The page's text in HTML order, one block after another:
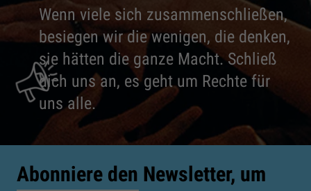
Wenn viele sich zusammenschließen,
besiegen wir die wenigen, die denken,
sie hätten die ganze Macht. Schließ
dich uns an, es geht um Rechte für
uns alle.
Abonniere den Newsletter, um